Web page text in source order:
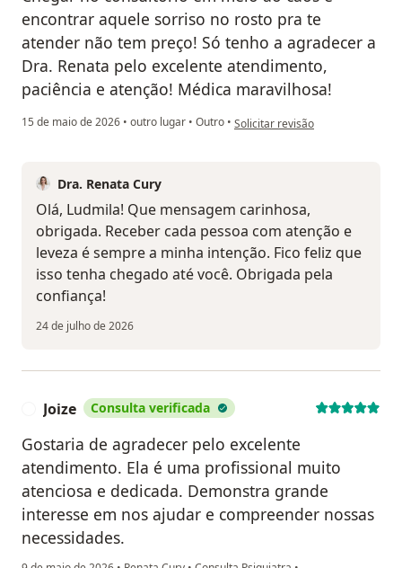
encontrar aquele sorriso no rosto pra te
atender não tem preço! Só tenho a agradecer a
Dra. Renata pelo excelente atendimento,
paciência e atenção! Médica maravilhosa!
15 de maio de 2026 • outro lugar • Outro • na opinião do utilizador Ludmila
Solicitar revisão
Dra. Renata Cury
Olá, Ludmila! Que mensagem carinhosa,
obrigada. Receber cada pessoa com atenção e
leveza é sempre a minha intenção. Fico feliz que
isso tenha chegado até você. Obrigada pela
confiança!
24 de julho de 2026
Joize Consulta verificada
Gostaria de agradecer pelo excelente
atendimento. Ela é uma profissional muito
atenciosa e dedicada. Demonstra grande
interesse em nos ajudar e compreender nossas
necessidades.